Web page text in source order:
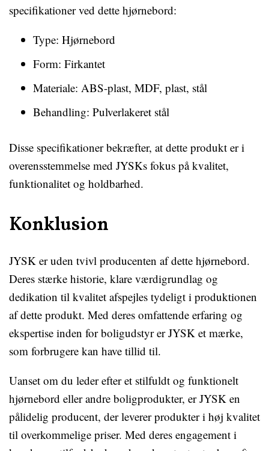
specifikationer ved dette hjørnebord:
Type: Hjørnebord
Form: Firkantet
Materiale: ABS-plast, MDF, plast, stål
Behandling: Pulverlakeret stål
Disse specifikationer bekræfter, at dette produkt er i
overensstemmelse med JYSKs fokus på kvalitet,
funktionalitet og holdbarhed.
Konklusion
JYSK er uden tvivl producenten af dette hjørnebord.
Deres stærke historie, klare værdigrundlag og
dedikation til kvalitet afspejles tydeligt i produktionen
af dette produkt. Med deres omfattende erfaring og
ekspertise inden for boligudstyr er JYSK et mærke,
som forbrugere kan have tillid til.
Uanset om du leder efter et stilfuldt og funktionelt
hjørnebord eller andre boligprodukter, er JYSK en
pålidelig producent, der leverer produkter i høj kvalitet
til overkommelige priser. Med deres engagement i